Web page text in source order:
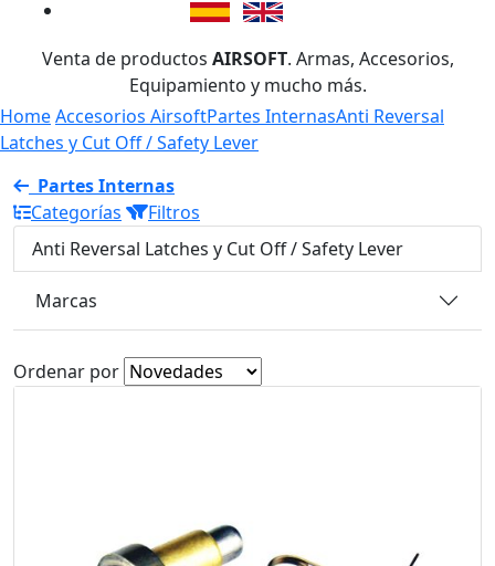
Venta de productos AIRSOFT. Armas, Accesorios,
Equipamiento y mucho más.
HomeAccesorios AirsoftPartes InternasAnti Reversal
Latches y Cut Off / Safety Lever
Partes Internas
Categorías
Filtros
Anti Reversal Latches y Cut Off / Safety Lever
Marcas
Ordenar por